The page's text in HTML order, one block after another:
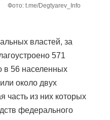
Фото: t.me/Degtyarev_Info
властей, за
571
в 56 населенных
около двух
часть из них которых
федерального